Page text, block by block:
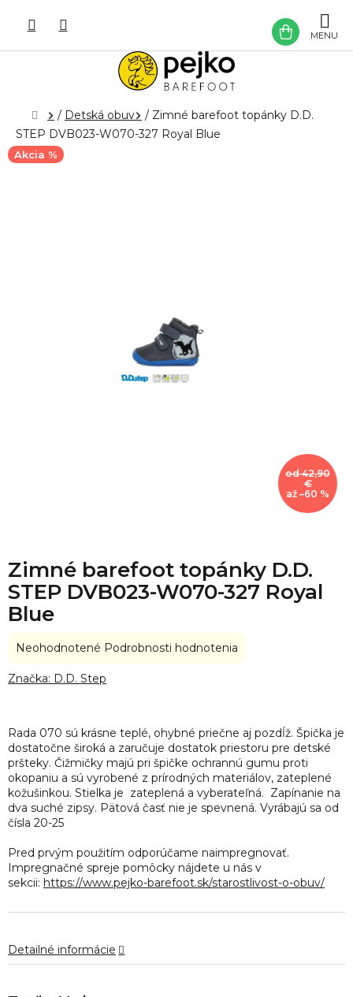
obsah
Domov
/ Detská obuv / Zimné barefoot topánky D.D.
STEP DVB023-W070-327 Royal Blue
Akcia %
od 42,90
€
až –60 %
Zimné barefoot topánky D.D.
STEP DVB023-W070-327 Royal
Blue
Rada 070 sú krásne teplé, ohybné priečne aj pozdĺž. Špička je
dostatočne široká a zaručuje dostatok priestoru pre detské
pršteky. Čižmičky majú pri špičke ochrannú gumu proti
okopaniu a sú vyrobené z prírodných materiálov, zateplené
kožušinkou. Stielka je zateplená a vyberateľná. Zapínanie na
dva suché zipsy. Pätová časť nie je spevnená. Vyrábajú sa od
čísla 20-25
Pred prvým použitím odporúčame naimpregnovať.
Impregnačné spreje pomôcky nájdete u nás v
sekcii: https://www.pejko-barefoot.sk/starostlivost-o-obuv/
Detailné informácie
Priemerné
produktu
5
hviezdičiek.
Neohodnotené Podrobnosti hodnotenia
Značka: D.D. Step